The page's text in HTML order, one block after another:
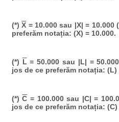
(*)X = 10.000 sau |X| =
preferăm notația: (X) = 10.000.
(*) L = 50.000 sau |L| =
jos de ce preferăm notația: (L)
(*)C = 100.000 sau |C| =
jos de ce preferăm notația: (C)